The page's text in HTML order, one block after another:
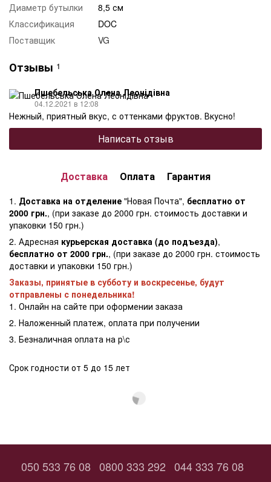
Диаметр бутылки
8,5 см
Классификация
DOC
Поставщик
VG
Отзывы 1
Пшебельська Олена Леонідівна
04.12.2021 в 12:08
Нежный, приятный вкус, с оттенками фруктов. Вкусно!
Написать отзыв
Доставка Оплата Гарантия
1. Доставка на отделение "Новая Почта", бесплатно от
2000 грн., (при заказе до 2000 грн. стоимость доставки и
упаковки 150 грн.)
2. Адресная курьерская доставка (до подъезда),
бесплатно от 2000 грн., (при заказе до 2000 грн. стоимость
доставки и упаковки 150 грн.)
Заказы, принятые в субботу и воскресенье, будут
отправлены с понедельника!
1. Онлайн на сайте при оформении заказа
2. Наложенный платеж, оплата при получении
3. Безналичная оплата на р\с
Срок годности от 5 до 15 лет
050 533 76 08 0800 333 292 044 333 76 08